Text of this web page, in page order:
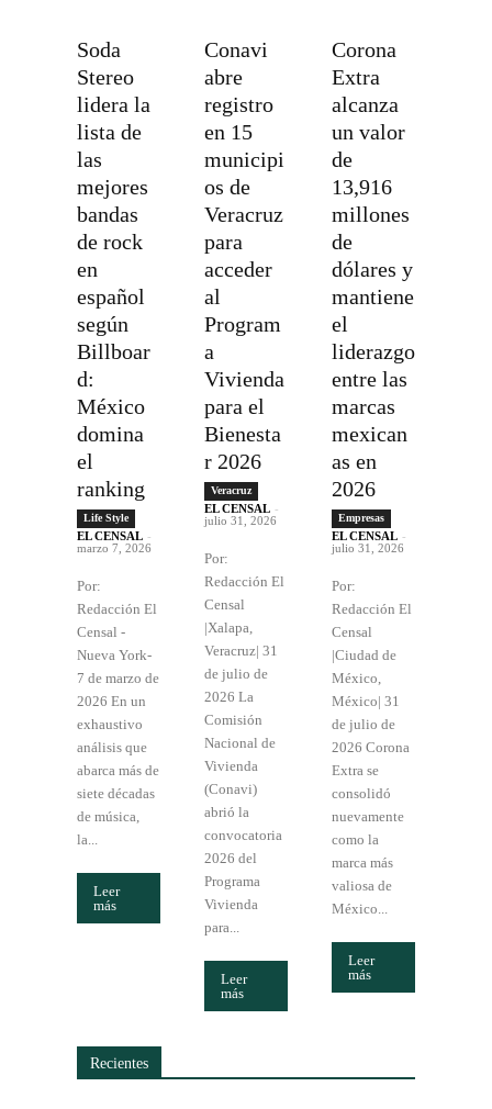
Soda
Stereo
lidera la
lista de
las
mejores
bandas
de rock
en
español
según
Billboar
d:
México
domina
el
ranking
Life Style
EL CENSAL -
marzo 7, 2026
Por:
Redacción El
Censal -
Nueva York-
7 de marzo de
2026 En un
exhaustivo
análisis que
abarca más de
siete décadas
de música,
la...
Leer
más
Conavi
abre
registro
en 15
municipi
os de
Veracruz
para
acceder
al
Program
a
Vivienda
para el
Bienesta
r 2026
Veracruz
EL CENSAL -
julio 31, 2026
Por:
Redacción El
Censal
|Xalapa,
Veracruz| 31
de julio de
2026 La
Comisión
Nacional de
Vivienda
(Conavi)
abrió la
convocatoria
2026 del
Programa
Vivienda
para...
Leer
más
Corona
Extra
alcanza
un valor
de
13,916
millones
de
dólares y
mantiene
el
liderazgo
entre las
marcas
mexican
as en
2026
Empresas
EL CENSAL -
julio 31, 2026
Por:
Redacción El
Censal
|Ciudad de
México,
México| 31
de julio de
2026 Corona
Extra se
consolidó
nuevamente
como la
marca más
valiosa de
México...
Leer
más
Recientes